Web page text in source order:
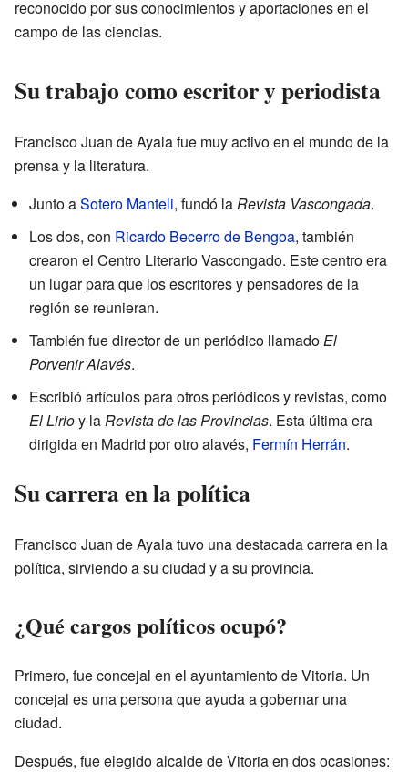
reconocido por sus conocimientos y aportaciones en el
campo de las ciencias.
Su trabajo como escritor y periodista
Francisco Juan de Ayala fue muy activo en el mundo de la
prensa y la literatura.
Junto aSotero Manteli, fundó laRevista Vascongada.
Los dos, con Ricardo Becerro de Bengoa, también
crearon el Centro Literario Vascongado. Este centro era
un lugar para que los escritores y pensadores de la
región se reunieran.
También fue director de un periódico llamadoEl
Porvenir Alavés.
Escribió artículos para otros periódicos y revistas, como
El Lirioy laRevista de las Provincias. Esta última era
dirigida en Madrid por otro alavés, Fermín Herrán.
Su carrera en la política
Francisco Juan de Ayala tuvo una destacada carrera en la
política, sirviendo a su ciudad y a su provincia.
¿Qué cargos políticos ocupó?
Primero, fue concejal en el ayuntamiento de Vitoria. Un
concejal es una persona que ayuda a gobernar una
ciudad.
Después, fue elegido alcalde de Vitoria en dos ocasiones: